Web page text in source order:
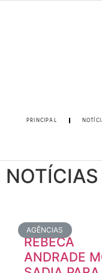
PRINCIPAL
NOTÍCIAS
AGÊNCIAS
REBECA
ANDRADE